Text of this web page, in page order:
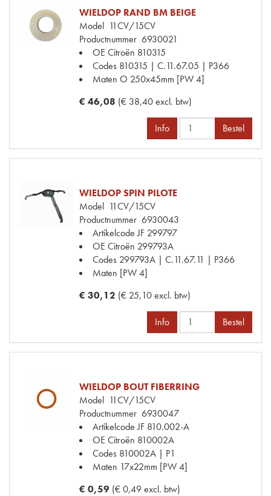
WIELDOP RAND BM BEIGE
Model 11CV/15CV
Productnummer 6930021
OE Citroën 810315
Codes 810315 | C.11.67.05 | P366
Maten O 250x45mm [PW 4]
€ 46,08 (€ 38,40 excl. btw)
Info Bestel
WIELDOP SPIN PILOTE
Model 11CV/15CV
Productnummer 6930043
Artikelcode JF 299797
OE Citroën 299793A
Codes 299793A | C.11.67.11 | P366
Maten [PW 4]
€ 30,12 (€ 25,10 excl. btw)
Info Bestel
WIELDOP BOUT FIBERRING
Model 11CV/15CV
Productnummer 6930047
Artikelcode JF 810.002-A
OE Citroën 810002A
Codes 810002A | P1
Maten 17x22mm [PW 4]
€ 0,59 (€ 0,49 excl. btw)